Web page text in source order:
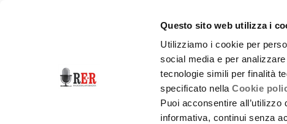
Questo sito web utilizza i
Utilizziamo i cookie per
social media e per
tecnologie simili per finalità
specificato nellaCookie
Puoi acconsentire all’utilizzo
informativa, continui senza